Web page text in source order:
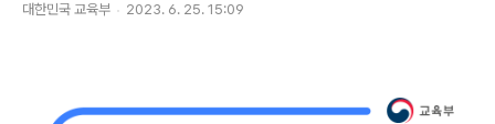
대한민국 교육부 2023. 6. 25. 15:09